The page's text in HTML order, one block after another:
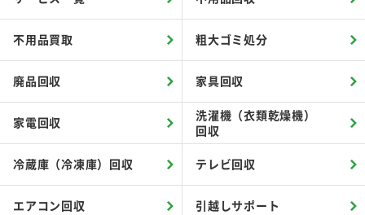
不用品買取 粗大ゴミ処分
廃品回収 家具回収
家電回収
洗濯機（衣類乾燥機）
回収
冷蔵庫（冷凍庫）回収 テレビ回収
エアコン回収 引越しサポート